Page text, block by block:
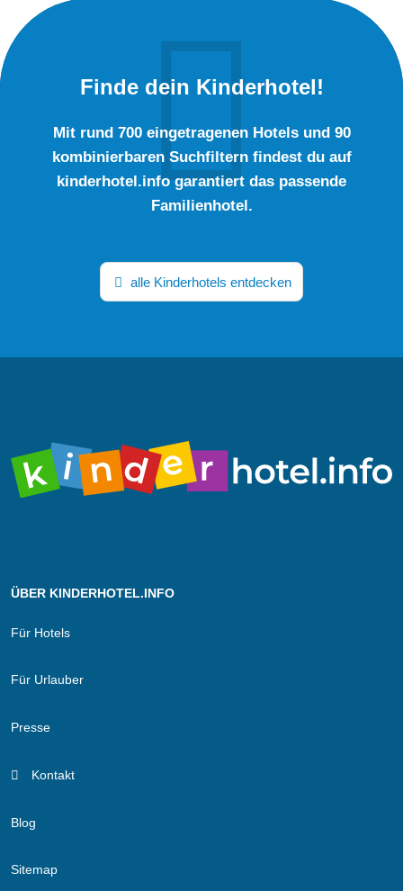
Finde dein Kinderhotel!
Mit rund 700 eingetragenen Hotels und 90
kombinierbaren Suchfiltern findest du auf
kinderhotel.info garantiert das passende
Familienhotel.
alle Kinderhotels entdecken
ÜBER KINDERHOTEL.INFO
Für Hotels
Für Urlauber
Presse
Kontakt
Blog
Sitemap